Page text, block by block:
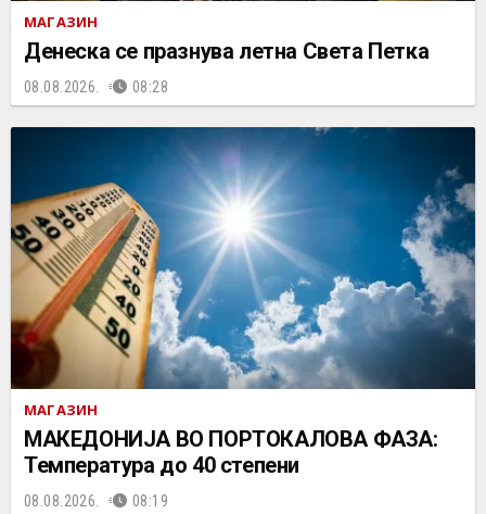
МАГАЗИН
Денеска се празнува летна Света Петка
08.08.2026. 08:28
МАГАЗИН
МАКЕДОНИЈА ВО ПОРТОКАЛОВА ФАЗА:
Температура до 40 степени
08.08.2026. 08:19